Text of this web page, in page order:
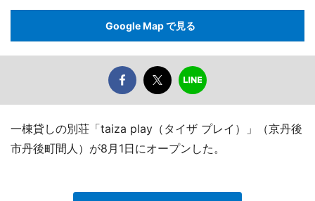
Google Map で見る
一棟貸しの別荘「taiza play（タイザ プレイ）」（京丹後
市丹後町間人）が8月1日にオープンした。